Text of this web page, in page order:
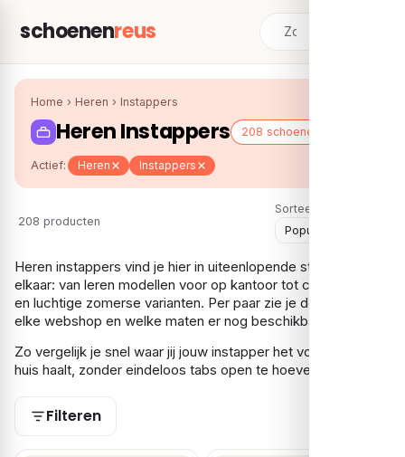
schoenenreus
Home › Heren › Instappers
Heren Instappers 208 schoenen
Actief: Heren Instappers
208 producten
Sorteer:
Heren instappers vind je hier in uiteenlopende stijlen naast
elkaar: van leren modellen voor op kantoor tot casual loafers
en luchtige zomerse varianten. Per paar zie je de prijs bij
elke webshop en welke maten er nog beschikbaar zijn.
Zo vergelijk je snel waar jij jouw instapper het voordeligst in
huis haalt, zonder eindeloos tabs open te hoeven zetten.
Filteren